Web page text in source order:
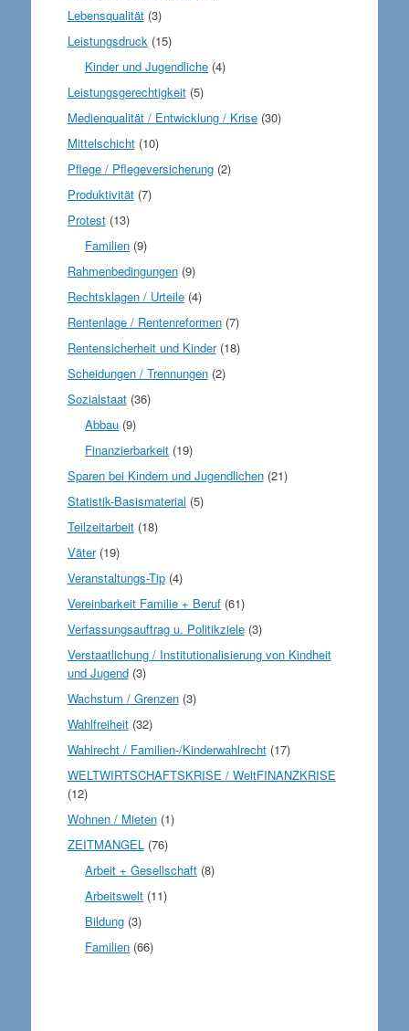
Lebensqualität(3)
Leistungsdruck(15)
Kinder und Jugendliche (4)
Leistungsgerechtigkeit(5)
Medienqualität / Entwicklung / Krise(30)
Mittelschicht(10)
Pflege / Pflegeversicherung(2)
Produktivität(7)
Protest(13)
Familien (9)
Rahmenbedingungen(9)
Rechtsklagen / Urteile(4)
Rentenlage / Rentenreformen(7)
Rentensicherheit und Kinder(18)
Scheidungen / Trennungen(2)
Sozialstaat(36)
Abbau (9)
Finanzierbarkeit (19)
Sparen bei Kindern und Jugendlichen(21)
Statistik-Basismaterial (5)
Teilzeitarbeit(18)
Väter(19)
Veranstaltungs-Tip(4)
Vereinbarkeit Familie + Beruf(61)
Verfassungsauftrag u. Politikziele(3)
Verstaatlichung / Institutionalisierung von Kindheit
und Jugend(3)
Wachstum / Grenzen(3)
Wahlfreiheit(32)
Wahlrecht / Familien-/Kinderwahlrecht(17)
WELTWIRTSCHAFTSKRISE / WeltFINANZKRISE
(12)
Wohnen / Mieten(1)
ZEITMANGEL(76)
Arbeit + Gesellschaft (8)
Arbeitswelt (11)
Bildung (3)
Familien (66)